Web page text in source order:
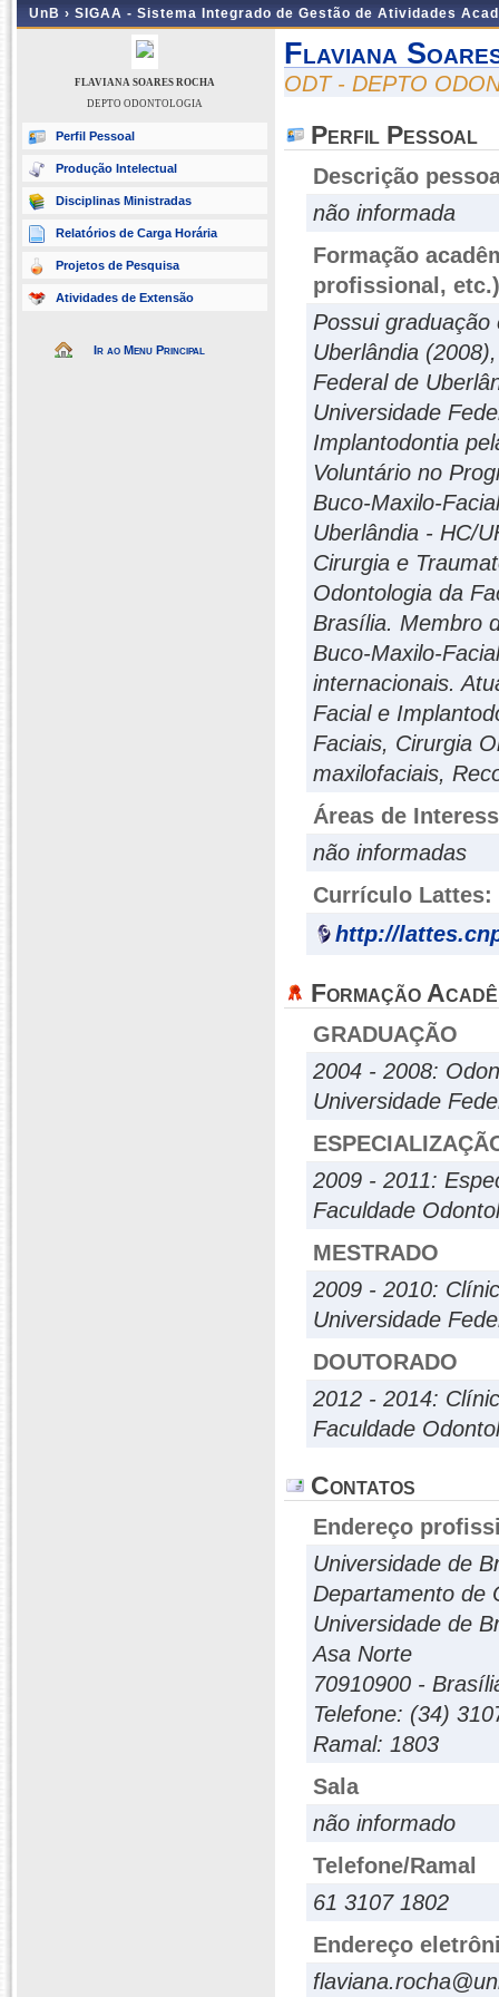
UnB › SIGAA - Sistema Integrado de Gestão de Atividades
FLAVIANA SOARES ROCHA
DEPTO ODONTOLOGIA
Perfil Pessoal
Produção Intelectual
Disciplinas Ministradas
Relatórios de Carga Horária
Projetos de Pesquisa
Atividades de Extensão
Ir ao Menu Principal
Flaviana
ODT - DEPTO
Perfil Pessoal
Descrição
não informada
Formação
profissional, etc.)
Possui
Uberlândia
Federal de
Universidade
Implantodontia
Voluntário no
Buco-Maxilo-
Uberlândia - HC/
Cirurgia e
Odontologia da
Brasília. Membro
Buco-Maxilo-
internacionais.
Facial e
Faciais, Cirurgia
maxilofaciais,
Áreas de
não informadas
Currículo Lattes:
http://
Formação
GRADUAÇÃO
2004 - 2008:
Universidade
2009 - 2011:
Faculdade
MESTRADO
2009 - 2010:
Universidade
DOUTORADO
2012 - 2014:
Faculdade
Contatos
Endereço
Universidade de
Departamento de
Universidade de
Asa Norte
70910900 -
Telefone: (34)
Ramal: 1803
Sala
não informado
Telefone/Ramal
61 3107 1802
Endereço